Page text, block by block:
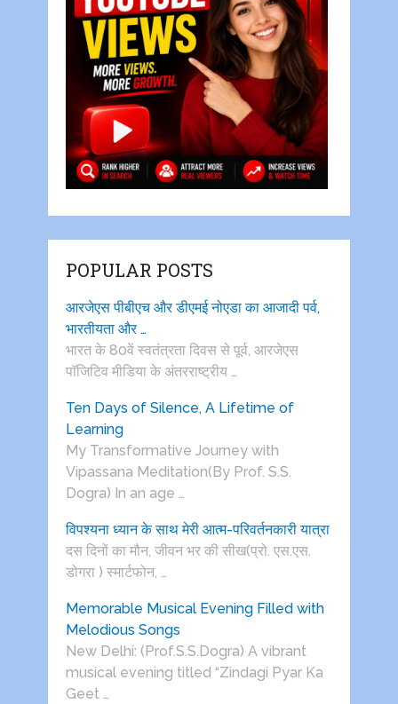
POPULAR POSTS
आरजेएस पीबीएच और डीएमई नोएडा का आजादी पर्व,
भारतीयता और …
भारत के 80वें स्वतंत्रता दिवस से पूर्व, आरजेएस
पाॅजिटिव मीडिया के अंतरराष्ट्रीय …
Ten Days of Silence, A Lifetime of
Learning
My Transformative Journey with
Vipassana Meditation(By Prof. S.S.
Dogra) In an age …
विपश्यना ध्यान के साथ मेरी आत्म-परिवर्तनकारी यात्रा
दस दिनों का मौन, जीवन भर की सीख(प्रो. एस.एस.
डोगरा ) स्मार्टफोन, …
Memorable Musical Evening Filled with
Melodious Songs
New Delhi: (Prof.S.S.Dogra) A vibrant
musical evening titled “Zindagi Pyar Ka
Geet …